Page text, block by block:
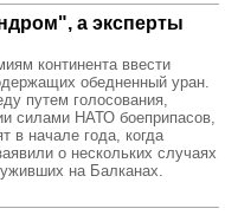
а эксперты
континента ввести
обедненный уран.
путем голосования,
силами НАТО боеприпасов,
в начале года, когда
о нескольких случаях
на Балканах.